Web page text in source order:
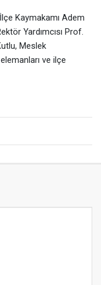
Kaymakamı Adem
Yardımcısı Prof.
Meslek
ve ilçe